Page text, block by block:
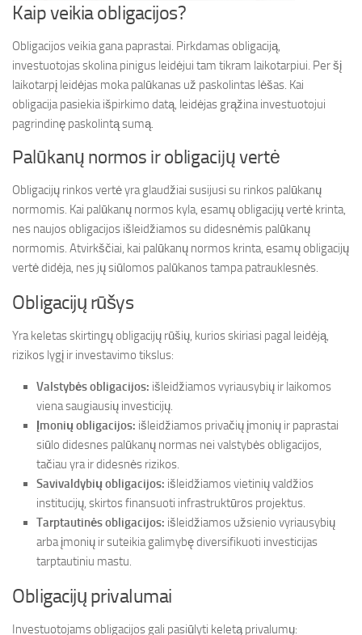
Kaip veikia obligacijos?
Obligacijos veikia gana paprastai. Pirkdamas obligaciją,
investuotojas skolina pinigus leidėjui tam tikram laikotarpiui. Per šį
laikotarpį leidėjas moka palūkanas už paskolintas lėšas. Kai
obligacija pasiekia išpirkimo datą, leidėjas grąžina investuotojui
pagrindinę paskolintą sumą.
Palūkanų normos ir obligacijų vertė
Obligacijų rinkos vertė yra glaudžiai susijusi su rinkos palūkanų
normomis. Kai palūkanų normos kyla, esamų obligacijų vertė krinta,
nes naujos obligacijos išleidžiamos su didesnėmis palūkanų
normomis. Atvirkščiai, kai palūkanų normos krinta, esamų obligacijų
vertė didėja, nes jų siūlomos palūkanos tampa patrauklesnės.
Obligacijų rūšys
Yra keletas skirtingų obligacijų rūšių, kurios skiriasi pagal leidėją,
rizikos lygį ir investavimo tikslus:
Valstybės obligacijos: išleidžiamos vyriausybių ir laikomos
viena saugiausių investicijų.
Įmonių obligacijos: išleidžiamos privačių įmonių ir paprastai
siūlo didesnes palūkanų normas nei valstybės obligacijos,
tačiau yra ir didesnės rizikos.
Savivaldybių obligacijos: išleidžiamos vietinių valdžios
institucijų, skirtos finansuoti infrastruktūros projektus.
Tarptautinės obligacijos: išleidžiamos užsienio vyriausybių
arba įmonių ir suteikia galimybę diversifikuoti investicijas
tarptautiniu mastu.
Obligacijų privalumai
Investuotojams obligacijos gali pasiūlyti keletą privalumų: